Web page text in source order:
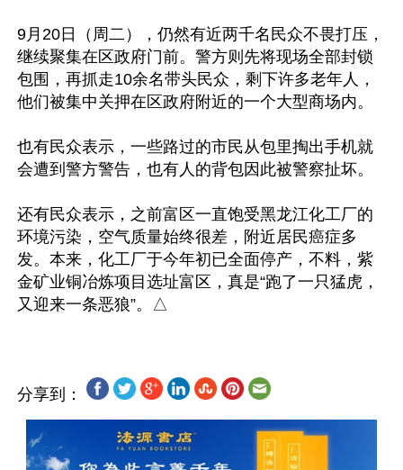
9月20日（周二），仍然有近两千名民众不畏打压，
继续聚集在区政府门前。警方则先将现场全部封锁
包围，再抓走10余名带头民众，剩下许多老年人，
他们被集中关押在区政府附近的一个大型商场内。
也有民众表示，一些路过的市民从包里掏出手机就
会遭到警方警告，也有人的背包因此被警察扯坏。
还有民众表示，之前富区一直饱受黑龙江化工厂的
环境污染，空气质量始终很差，附近居民癌症多
发。本来，化工厂于今年初已全面停产，不料，紫
金矿业铜冶炼项目选址富区，真是“跑了一只猛虎，
分享到：